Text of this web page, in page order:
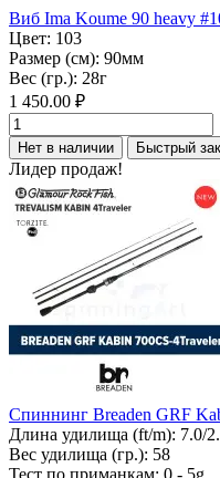
Виб Ima Koume 90 heavy
Цвет: 103
Размер (см): 90мм
Вес (гр.): 28г
1 450.00 ₽
Нет в наличии Быстрый
Лидер продаж!
Спиннинг Breaden GRF
Длина удилища (ft/m): 7.0/
Вес удилища (гр.): 58
Тест по приманкам: 0 - 5g